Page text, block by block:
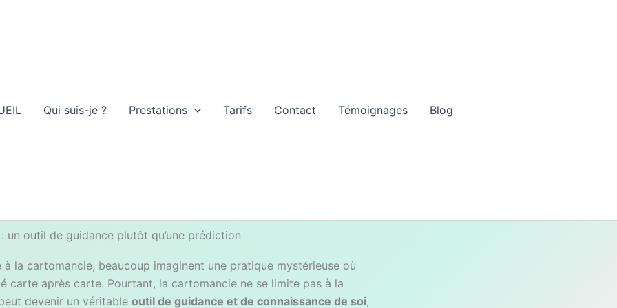
Qui suis-je ? Prestations Tarifs Contact Témoignages Blog
un outil de guidance plutôt qu’une prédiction
à la cartomancie, beaucoup imaginent une pratique mystérieuse où
carte après carte. Pourtant, la cartomancie ne se limite pas à la
devenir un véritable outil de guidance et de connaissance de soi,